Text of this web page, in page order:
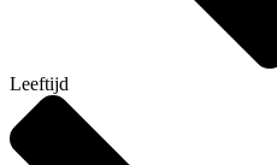
Leeftijd